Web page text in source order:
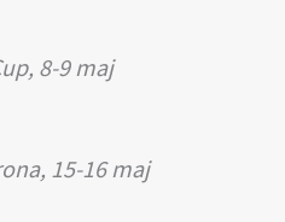
8-9 maj
15-16 maj